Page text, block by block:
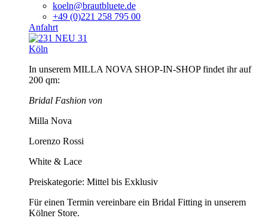
koeln@brautbluete.de
+49 (0)221 258 795 00
Anfahrt
Köln
In unserem MILLA NOVA SHOP-IN-SHOP findet ihr auf
200 qm:
Bridal Fashion von
Milla Nova
Lorenzo Rossi
White & Lace
Preiskategorie: Mittel bis Exklusiv
Für einen Termin vereinbare ein Bridal Fitting in unserem
Kölner Store.